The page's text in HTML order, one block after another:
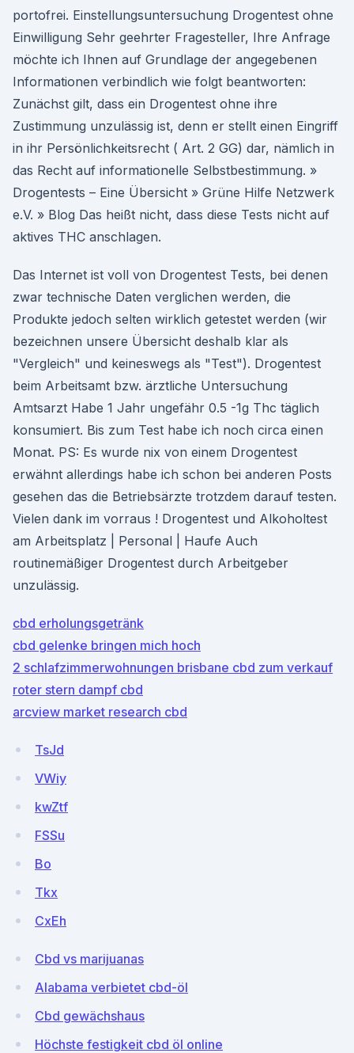
portofrei. Einstellungsuntersuchung Drogentest ohne
Einwilligung Sehr geehrter Fragesteller, Ihre Anfrage
möchte ich Ihnen auf Grundlage der angegebenen
Informationen verbindlich wie folgt beantworten:
Zunächst gilt, dass ein Drogentest ohne ihre
Zustimmung unzulässig ist, denn er stellt einen Eingriff
in ihr Persönlichkeitsrecht ( Art. 2 GG) dar, nämlich in
das Recht auf informationelle Selbstbestimmung. »
Drogentests – Eine Übersicht » Grüne Hilfe Netzwerk
e.V. » Blog Das heißt nicht, dass diese Tests nicht auf
aktives THC anschlagen.
Das Internet ist voll von Drogentest Tests, bei denen
zwar technische Daten verglichen werden, die
Produkte jedoch selten wirklich getestet werden (wir
bezeichnen unsere Übersicht deshalb klar als
"Vergleich" und keineswegs als "Test"). Drogentest
beim Arbeitsamt bzw. ärztliche Untersuchung
Amtsarzt Habe 1 Jahr ungefähr 0.5 -1g Thc täglich
konsumiert. Bis zum Test habe ich noch circa einen
Monat. PS: Es wurde nix von einem Drogentest
erwähnt allerdings habe ich schon bei anderen Posts
gesehen das die Betriebsärzte trotzdem darauf testen.
Vielen dank im vorraus ! Drogentest und Alkoholtest
am Arbeitsplatz | Personal | Haufe Auch
routinemäßiger Drogentest durch Arbeitgeber
unzulässig.
cbd erholungsgetränk
cbd gelenke bringen mich hoch
2 schlafzimmerwohnungen brisbane cbd zum verkauf
roter stern dampf cbd
arcview market research cbd
TsJd
VWiy
kwZtf
FSSu
Bo
Tkx
CxEh
Cbd vs marijuanas
Alabama verbietet cbd-öl
Cbd gewächshaus
Höchste festigkeit cbd öl online